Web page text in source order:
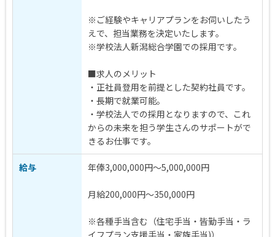
※ご経験やキャリアプランをお伺いしたう
えで、担当業務を決定いたします。
※学校法人新潟総合学園での採用です。
■求人のメリット
・正社員登用を前提とした契約社員です。
・長期で就業可能。
・学校法人での採用となりますので、これ
からの未来を担う学生さんのサポートがで
きるお仕事です。
給与 年俸3,000,000円～5,000,000円
月給200,000円～350,000円
※各種手当含む（住宅手当・皆勤手当・ラ